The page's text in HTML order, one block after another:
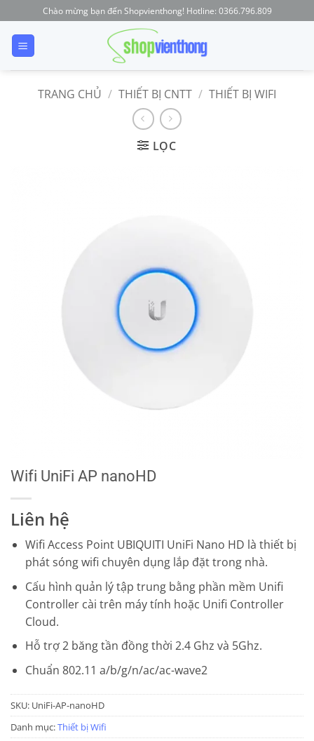
to
content
Chào mừng bạn đến Shopvienthong! Hotline: 0366.796.809
TRANG CHỦ / THIẾT BỊ CNTT / THIẾT BỊ WIFI
LỌC
Wifi UniFi AP nanoHD
Liên hệ
Wifi Access Point UBIQUITI UniFi Nano HD là thiết bị
phát sóng wifi chuyên dụng lắp đặt trong nhà.
Cấu hình quản lý tập trung bằng phần mềm Unifi
Controller cài trên máy tính hoặc Unifi Controller
Cloud.
Hỗ trợ 2 băng tần đồng thời 2.4 Ghz và 5Ghz.
Chuẩn 802.11 a/b/g/n/ac/ac-wave2
SKU: UniFi-AP-nanoHD
Danh mục:Thiết bị Wifi